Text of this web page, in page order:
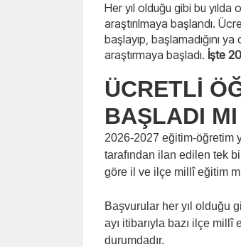
Her yıl olduğu gibi bu
araştırılmaya başlandı.
başlayıp, başlamadığını
araştırmaya başladı. İşte
ÜCRETLİ
BAŞLADI
2026-2027 eğitim-öğretim
tarafından ilan edilen tek
göre il ve ilçe millî eğitim
Başvurular her yıl olduğu
ayı itibarıyla bazı ilçe
durumdadır.